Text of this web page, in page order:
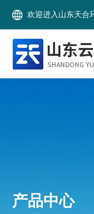
欢迎进入山东天合
产品中心